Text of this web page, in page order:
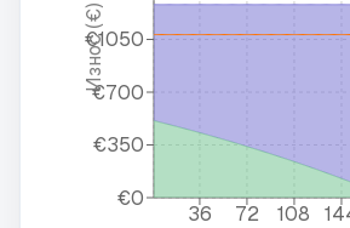
36 72 108
€0
€350
€700
€1050
Износ (€)